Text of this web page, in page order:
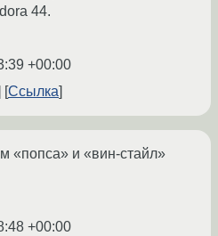
44.
+00:00
Ссылка
«попса» и «вин-стайл»
+00:00